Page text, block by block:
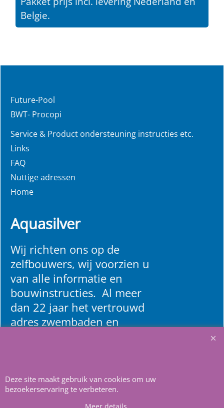
Belgie.
Future-Pool
BWT- Procopi
Service & Product ondersteuning instructies etc.
Links
FAQ
Nuttige adressen
Home
Aquasilver
Wij richten ons op de
zelfbouwers, wij voorzien u
van alle informatie en
bouwinstructies. Al meer
dan 22 jaar het vertrouwd
adres zwembaden en
Deze site maakt gebruik van cookies om uw
bezoekerservaring te verbeteren.